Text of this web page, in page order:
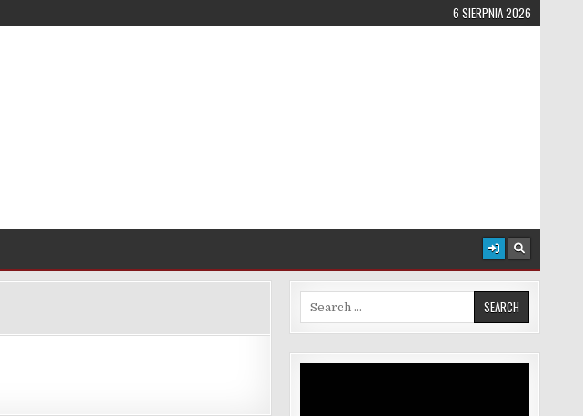
6 SIERPNIA 2026
Search for: